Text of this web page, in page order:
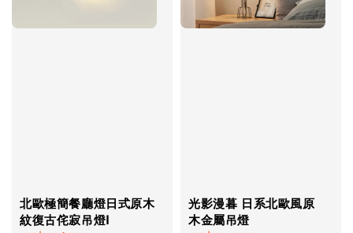
北歐極簡餐廳燈日式原木
紋復古侘寂吊燈I
光影漫暮 日系北歐風原
木金屬吊燈